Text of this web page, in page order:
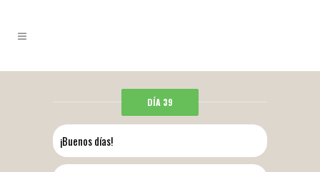
DÍA 39
¡Buenos días!